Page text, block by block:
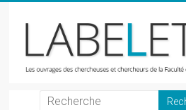
LabeLettres